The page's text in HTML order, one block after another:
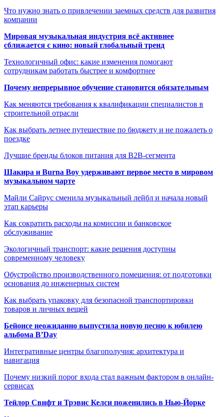
Что нужно знать о привлечении заемных средств для развития
компании
Мировая музыкальная индустрия всё активнее
сближается с кино: новый глобальный тренд
Технологичный офис: какие изменения помогают
сотрудникам работать быстрее и комфортнее
Почему непрерывное обучение становится обязательным
Как меняются требования к квалификации специалистов в
строительной отрасли
Как выбрать летнее путешествие по бюджету и не пожалеть о
поездке
Лучшие бренды блоков питания для B2B-сегмента
Шакира и Burna Boy удерживают первое место в мировом
музыкальном чарте
Майли Сайрус сменила музыкальный лейбл и начала новый
этап карьеры
Как сократить расходы на комиссии и банковское
обслуживание
Экологичный транспорт: какие решения доступны
современному человеку
Обустройство производственного помещения: от подготовки
основания до инженерных систем
Как выбрать упаковку для безопасной транспортировки
товаров и личных вещей
Бейонсе неожиданно выпустила новую песню к юбилею
альбома B’Day
Интегративные центры благополучия: архитектура и
навигация
Почему низкий порог входа стал важным фактором в онлайн-
сервисах
Тейлор Свифт и Трэвис Келси поженились в Нью-Йорке